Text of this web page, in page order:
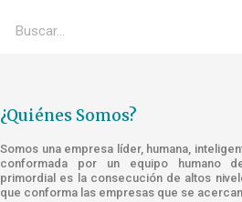
¿Quiénes Somos?
Somos una empresa líder, humana,
conformada por un equipo humano
primordial es la consecución de altos
que conforma las empresas que se